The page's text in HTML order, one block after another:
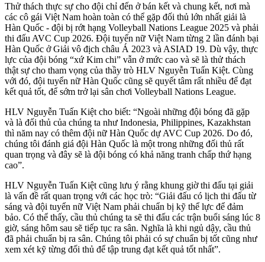
Thử thách thực sự cho đội chỉ đến ở bán kết và chung kết, nơi mà
các cô gái Việt Nam hoàn toàn có thể gặp đối thủ lớn nhất giải là
Hàn Quốc - đội bị rớt hạng Volleyball Nations League 2025 và phải
thi đấu AVC Cup 2026. Đội tuyển nữ Việt Nam từng 2 lần đánh bại
Hàn Quốc ở Giải vô địch châu Á 2023 và ASIAD 19. Dù vậy, thực
lực của đội bóng “xứ Kim chi” vẫn ở mức cao và sẽ là thử thách
thật sự cho tham vọng của thầy trò HLV Nguyễn Tuấn Kiệt. Cùng
với đó, đội tuyển nữ Hàn Quốc cũng sẽ quyết tâm rất nhiều để đạt
kết quả tốt, để sớm trở lại sân chơi Volleyball Nations League.
HLV Nguyễn Tuấn Kiệt cho biết: “Ngoài những đội bóng đã gặp
và là đối thủ của chúng ta như Indonesia, Philippines, Kazakhstan
thì năm nay có thêm đội nữ Hàn Quốc dự AVC Cup 2026. Do đó,
chúng tôi đánh giá đội Hàn Quốc là một trong những đối thủ rất
quan trọng và đây sẽ là đội bóng có khả năng tranh chấp thứ hạng
cao”.
HLV Nguyễn Tuấn Kiệt cũng lưu ý rằng khung giờ thi đấu tại giải
là vấn đề rất quan trọng với các học trò: “Giải đấu có lịch thi đấu từ
sáng và đội tuyển nữ Việt Nam phải chuẩn bị kỹ thể lực để đảm
bảo. Có thể thấy, cầu thủ chúng ta sẽ thi đấu các trận buổi sáng lúc 8
giờ, sáng hôm sau sẽ tiếp tục ra sân. Nghĩa là khi ngủ dậy, cầu thủ
đã phải chuẩn bị ra sân. Chúng tôi phải có sự chuẩn bị tốt cũng như
xem xét kỹ từng đối thủ để tập trung đạt kết quả tốt nhất”.